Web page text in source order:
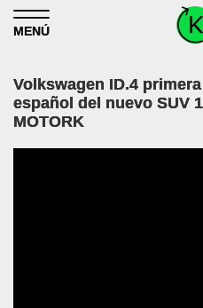
Skip to content
MENÚ
Volkswagen ID.4
español del nuevo SUV
MOTORK